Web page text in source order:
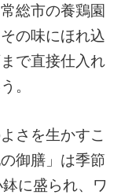
総市の養鶏園
の味にほれ込
で直接仕入れ
。
さを生かすこ
御膳」は季節
に盛られ、ワ